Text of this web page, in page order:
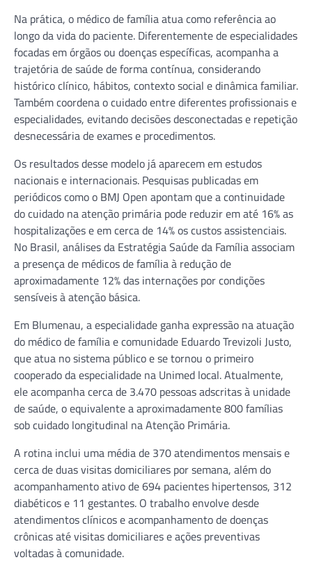
Na prática, o médico de família atua como referência ao
longo da vida do paciente. Diferentemente de especialidades
focadas em órgãos ou doenças específicas, acompanha a
trajetória de saúde de forma contínua, considerando
histórico clínico, hábitos, contexto social e dinâmica familiar.
Também coordena o cuidado entre diferentes profissionais e
especialidades, evitando decisões desconectadas e repetição
desnecessária de exames e procedimentos.
Os resultados desse modelo já aparecem em estudos
nacionais e internacionais. Pesquisas publicadas em
periódicos como o BMJ Open apontam que a continuidade
do cuidado na atenção primária pode reduzir em até 16% as
hospitalizações e em cerca de 14% os custos assistenciais.
No Brasil, análises da Estratégia Saúde da Família associam
a presença de médicos de família à redução de
aproximadamente 12% das internações por condições
sensíveis à atenção básica.
Em Blumenau, a especialidade ganha expressão na atuação
do médico de família e comunidade Eduardo Trevizoli Justo,
que atua no sistema público e se tornou o primeiro
cooperado da especialidade na Unimed local. Atualmente,
ele acompanha cerca de 3.470 pessoas adscritas à unidade
de saúde, o equivalente a aproximadamente 800 famílias
sob cuidado longitudinal na Atenção Primária.
A rotina inclui uma média de 370 atendimentos mensais e
cerca de duas visitas domiciliares por semana, além do
acompanhamento ativo de 694 pacientes hipertensos, 312
diabéticos e 11 gestantes. O trabalho envolve desde
atendimentos clínicos e acompanhamento de doenças
crônicas até visitas domiciliares e ações preventivas
voltadas à comunidade.